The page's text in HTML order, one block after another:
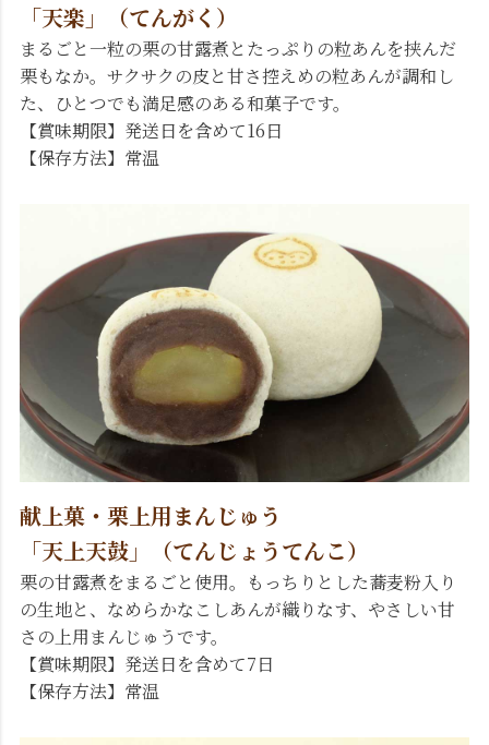
「天楽」（てんがく）
まるごと一粒の栗の甘露煮とたっぷりの粒あんを挟んだ
栗もなか。サクサクの皮と甘さ控えめの粒あんが調和し
た、ひとつでも満足感のある和菓子です。
【賞味期限】発送日を含めて16日
【保存方法】常温
献上菓・栗上用まんじゅう
「天上天鼓」（てんじょうてんこ）
栗の甘露煮をまるごと使用。もっちりとした蕎麦粉入り
の生地と、なめらかなこしあんが織りなす、やさしい甘
さの上用まんじゅうです。
【賞味期限】発送日を含めて7日
【保存方法】常温